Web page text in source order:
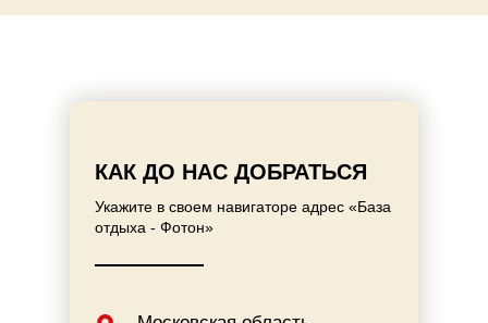
КАК ДО НАС ДОБРАТЬСЯ
Укажите в своем навигаторе адрес «База
отдыха - Фотон»